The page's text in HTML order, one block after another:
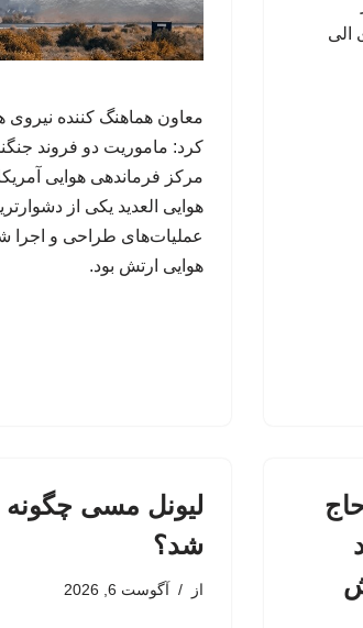
الی
معاون هماهنگ کننده نیروی
مرکز فرماندهی هوایی
هوایی العدید یکی از
عملیات‌های طراحی و اجرا
هوایی ارتش بود.
لیونل مسی چگونه
شد؟
از آگوست 6, 2026